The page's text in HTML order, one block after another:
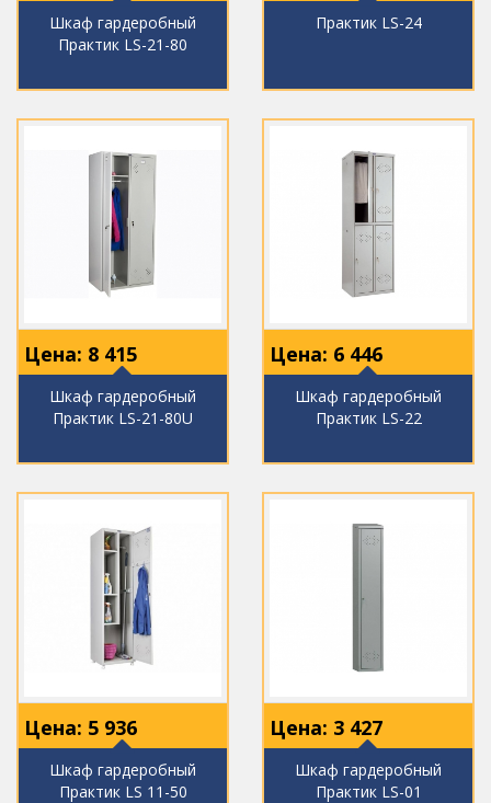
Шкаф гардеробный
Практик LS-21-80
Практик LS-24
Цена: 8 415
Шкаф гардеробный
Практик LS-21-80U
Цена: 6 446
Шкаф гардеробный
Практик LS-22
Цена: 5 936
Шкаф гардеробный
Практик LS 11-50
Цена: 3 427
Шкаф гардеробный
Практик LS-01